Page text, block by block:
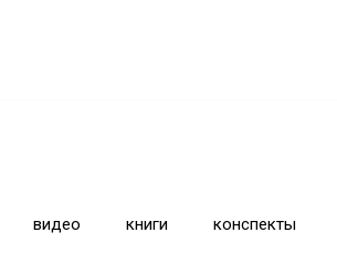
видео книги конспекты